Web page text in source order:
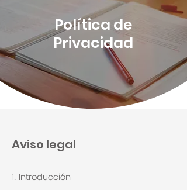
Política de
Privacidad
Aviso legal
1. Introducción